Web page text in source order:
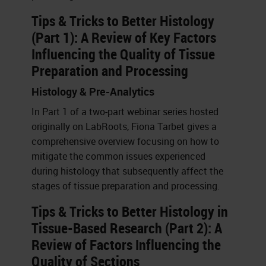
Tips & Tricks to Better Histology
(Part 1): A Review of Key Factors
Influencing the Quality of Tissue
Preparation and Processing
Histology & Pre-Analytics
In Part 1 of a two-part webinar series hosted
originally on LabRoots, Fiona Tarbet gives a
comprehensive overview focusing on how to
mitigate the common issues experienced
during histology that subsequently affect the
stages of tissue preparation and processing.
Tips & Tricks to Better Histology in
Tissue-Based Research (Part 2): A
Review of Factors Influencing the
Quality of Sections